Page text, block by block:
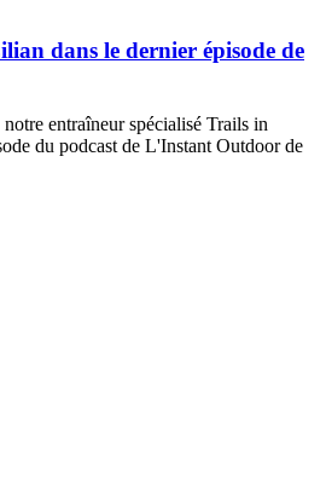
dans le dernier épisode de
entraîneur spécialisé Trails in
du podcast de L'Instant Outdoor de